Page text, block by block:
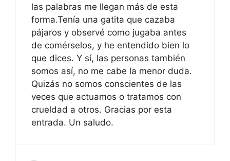
las palabras me llegan más de esta
forma.Tenía una gatita que cazaba
pájaros y observé como jugaba antes
de comérselos, y he entendido bien lo
que dices. Y sí, las personas también
somos así, no me cabe la menor duda.
Quizás no somos conscientes de las
veces que actuamos o tratamos con
crueldad a otros. Gracias por esta
entrada. Un saludo.